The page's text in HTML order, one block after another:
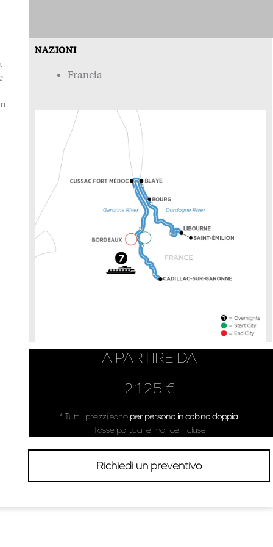
NAZIONI
Francia
A PARTIRE DA
2125 €
* Tutti i prezzi sono per persona in cabina doppia.
Tasse portuali e mance incluse
Richiedi un preventivo